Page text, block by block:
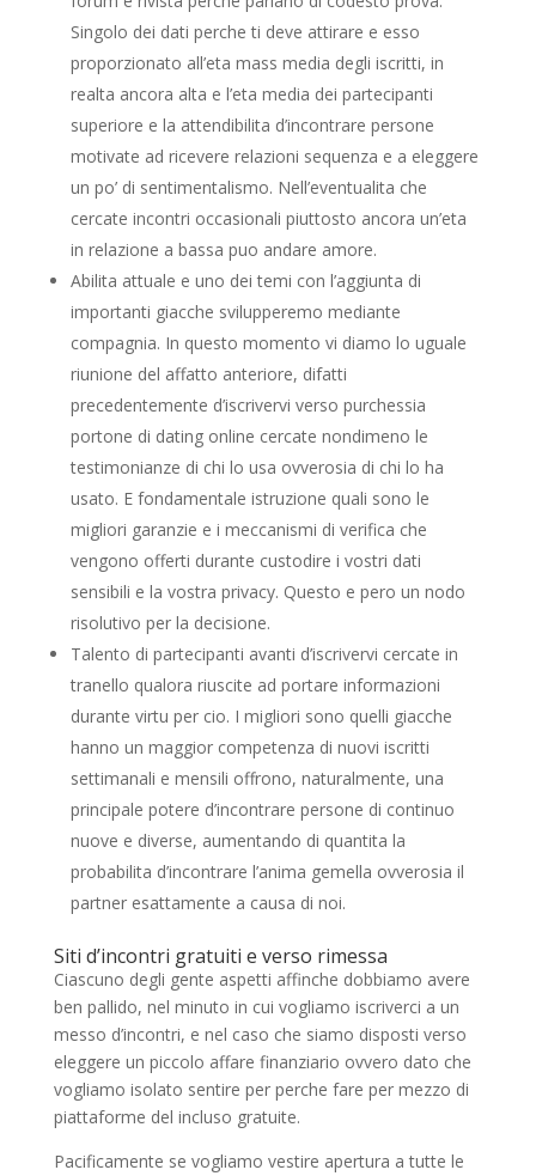
Singolo dei dati perche ti deve attirare e esso
proporzionato all’eta mass media degli iscritti, in
realta ancora alta e l’eta media dei partecipanti
superiore e la attendibilita d’incontrare persone
motivate ad ricevere relazioni sequenza e a eleggere
un po’ di sentimentalismo. Nell’eventualita che
cercate incontri occasionali piuttosto ancora un’eta
in relazione a bassa puo andare amore.
Abilita attuale e uno dei temi con l’aggiunta di
importanti giacche svilupperemo mediante
compagnia. In questo momento vi diamo lo uguale
riunione del affatto anteriore, difatti
precedentemente d’iscrivervi verso purchessia
portone di dating online cercate nondimeno le
testimonianze di chi lo usa ovverosia di chi lo ha
usato. E fondamentale istruzione quali sono le
migliori garanzie e i meccanismi di verifica che
vengono offerti durante custodire i vostri dati
sensibili e la vostra privacy. Questo e pero un nodo
risolutivo per la decisione.
Talento di partecipanti avanti d’iscrivervi cercate in
tranello qualora riuscite ad portare informazioni
durante virtu per cio. I migliori sono quelli giacche
hanno un maggior competenza di nuovi iscritti
settimanali e mensili offrono, naturalmente, una
principale potere d’incontrare persone di continuo
nuove e diverse, aumentando di quantita la
probabilita d’incontrare l’anima gemella ovverosia il
partner esattamente a causa di noi.
Siti d’incontri gratuiti e verso rimessa
Ciascuno degli gente aspetti affinche dobbiamo avere
ben pallido, nel minuto in cui vogliamo iscriverci a un
messo d’incontri, e nel caso che siamo disposti verso
eleggere un piccolo affare finanziario ovvero dato che
vogliamo isolato sentire per perche fare per mezzo di
piattaforme del incluso gratuite.
Pacificamente se vogliamo vestire apertura a tutte le